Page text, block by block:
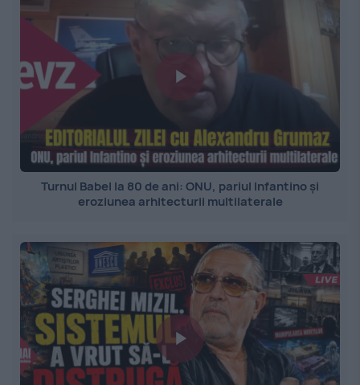
Turnul Babel la 80 de ani: ONU, pariul Infantino și
eroziunea arhitecturii multilaterale